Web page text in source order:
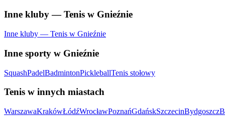
Inne kluby — Tenis w Gnieźnie
Inne kluby — Tenis w Gnieźnie
Inne sporty w Gnieźnie
SquashPadelBadmintonPickleballTenis stołowy
Tenis w innych miastach
WarszawaKrakówŁódźWrocławPoznańGdańskSzczecinBydgoszcz